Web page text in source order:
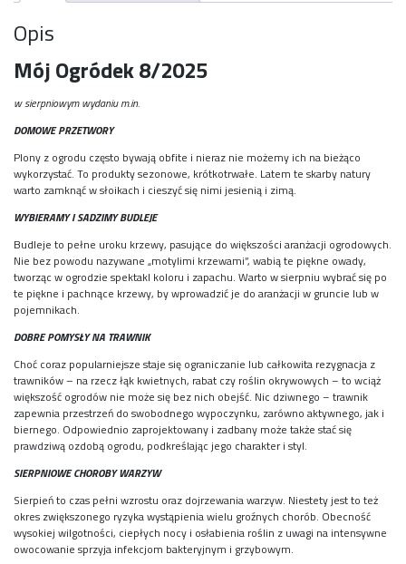
Opis
Mój Ogródek 8/2025
w sierpniowym wydaniu m.in.
DOMOWE PRZETWORY
Plony z ogrodu często bywają obfite i nieraz nie możemy ich na bieżąco
wykorzystać. To produkty sezonowe, krótkotrwałe. Latem te skarby natury
warto zamknąć w słoikach i cieszyć się nimi jesienią i zimą.
WYBIERAMY I SADZIMY BUDLEJE
Budleje to pełne uroku krzewy, pasujące do większości aranżacji ogrodowych.
Nie bez powodu nazywane „motylimi krzewami”, wabią te piękne owady,
tworząc w ogrodzie spektakl koloru i zapachu. Warto w sierpniu wybrać się po
te piękne i pachnące krzewy, by wprowadzić je do aranżacji w gruncie lub w
pojemnikach.
DOBRE POMYSŁY NA TRAWNIK
Choć coraz popularniejsze staje się ograniczanie lub całkowita rezygnacja z
trawników – na rzecz łąk kwietnych, rabat czy roślin okrywowych – to wciąż
większość ogrodów nie może się bez nich obejść. Nic dziwnego – trawnik
zapewnia przestrzeń do swobodnego wypoczynku, zarówno aktywnego, jak i
biernego. Odpowiednio zaprojektowany i zadbany może także stać się
prawdziwą ozdobą ogrodu, podkreślając jego charakter i styl.
SIERPNIOWE CHOROBY WARZYW
Sierpień to czas pełni wzrostu oraz dojrzewania warzyw. Niestety jest to też
okres zwiększonego ryzyka wystąpienia wielu groźnych chorób. Obecność
wysokiej wilgotności, ciepłych nocy i osłabienia roślin z uwagi na intensywne
owocowanie sprzyja infekcjom bakteryjnym i grzybowym.